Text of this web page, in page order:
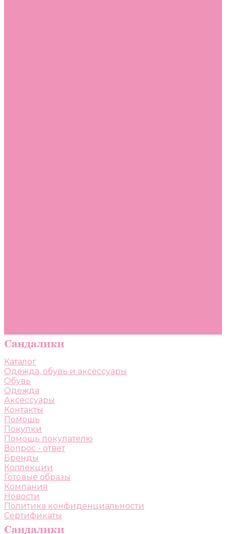
Каталог
Одежда, обувь и аксессуары
Обувь
Одежда
Аксессуары
Контакты
Помощь
Покупки
Помощь покупателю
Вопрос - ответ
Бренды
Коллекции
Готовые образы
Компания
Новости
Политика конфиденциальности
Сертификаты